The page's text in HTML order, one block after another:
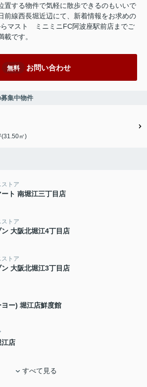
置する物件で気軽に散歩できるのもいいで
前線西長堀近辺にて、新着情報をお求めの
マスト ミニミニFC阿波座駅前店までご
です。
無料 お問い合わせ
集中物件
(31.50㎡)
ストア
ト 南堀江三丁目店
ストア
大阪北堀江4丁目店
ストア
大阪北堀江3丁目店
ー) 堀江店鮮度館
江店
すべて見る